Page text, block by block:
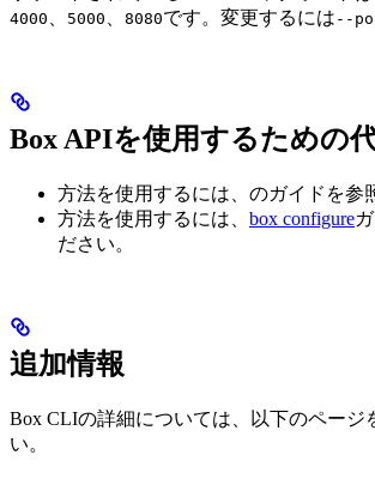
4000 5000 8080です。変更するには --
Box APIを使用するための
方法を使用するには、 のガイドを参
方法を使用するには、 box configure
ださい。
追加情報
Box CLIの詳細については、以下のページ
い。